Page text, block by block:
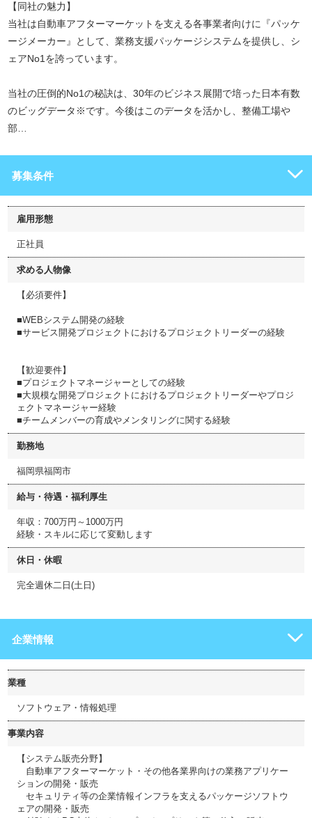
【同社の魅力】
当社は自動車アフターマーケットを支える各事業者向けに『パッケ
ージメーカー』として、業務支援パッケージシステムを提供し、シ
ェアNo1を誇っています。
当社の圧倒的No1の秘訣は、30年のビジネス展開で培った日本有数
のビッグデータ※です。今後はこのデータを活かし、整備工場や
部…
募集条件
雇用形態
正社員
求める人物像
【必須要件】
■WEBシステム開発の経験
■サービス開発プロジェクトにおけるプロジェクトリーダーの経験
【歓迎要件】
■プロジェクトマネージャーとしての経験
■大規模な開発プロジェクトにおけるプロジェクトリーダーやプロジ
ェクトマネージャー経験
■チームメンバーの育成やメンタリングに関する経験
勤務地
福岡県福岡市
給与・待遇・福利厚生
年収：700万円～1000万円
経験・スキルに応じて変動します
休日・休暇
完全週休二日(土日)
企業情報
業種
ソフトウェア・情報処理
事業内容
【システム販売分野】
自動車アフターマーケット・その他各業界向けの業務アプリケー
ションの開発・販売
セキュリティ等の企業情報インフラを支えるパッケージソフトウ
ェアの開発・販売